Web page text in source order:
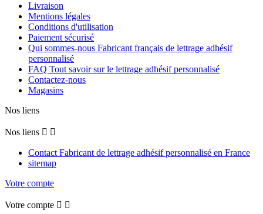
Livraison
Mentions légales
Conditions d'utilisation
Paiement sécurisé
Qui sommes-nous Fabricant français de lettrage adhésif
personnalisé
FAQ Tout savoir sur le lettrage adhésif personnalisé
Contactez-nous
Magasins
Nos liens
Nos liens  
Contact Fabricant de lettrage adhésif personnalisé en France
sitemap
Votre compte
Votre compte  